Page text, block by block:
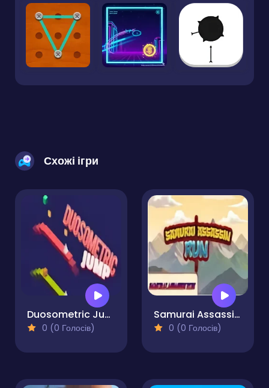
Схожі ігри
Duosometric Jump
0 (0 Голосів)
Samurai Assassin Run
0 (0 Голосів)